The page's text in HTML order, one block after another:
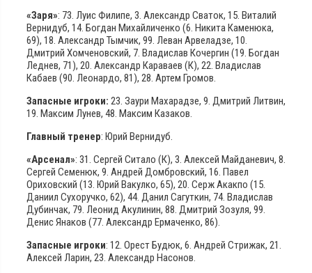
«Заря»: 73. Луис Филипе, 3. Александр Сваток, 15. Виталий
Вернидуб, 14. Богдан Михайличенко (6. Никита Каменюка,
69), 18. Александр Тымчик, 99. Леван Арвеладзе, 10.
Дмитрий Хомченовский, 7. Владислав Кочергин (19. Богдан
Леднев, 71), 20. Александр Караваев (К), 22. Владислав
Кабаев (90. Леонардо, 81), 28. Артем Громов.
Запасные игроки: 23. Заури Махарадзе, 9. Дмитрий Литвин,
19. Максим Лунев, 48. Максим Казаков.
Главный тренер: Юрий Вернидуб.
«Арсенал»: 31. Сергей Ситало (К), 3. Алексей Майданевич, 8.
Сергей Семенюк, 9. Андрей Домбровский, 16. Павел
Ориховский (13. Юрий Вакулко, 65), 20. Серж Акакпо (15.
Даниил Сухоручко, 62), 44. Данил Сагуткин, 74. Владислав
Дубинчак, 79. Леонид Акулинин, 88. Дмитрий Зозуля, 99.
Денис Янаков (77. Александр Ермаченко, 86).
Запасные игроки: 12. Орест Будюк, 6. Андрей Стрижак, 21.
Алексей Ларин, 23. Александр Насонов.